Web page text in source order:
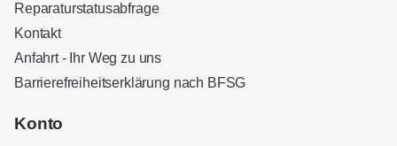
Reparaturstatusabfrage
Kontakt
Anfahrt - Ihr Weg zu uns
Barrierefreiheitserklärung nach BFSG
Konto
Kundenbewertungen und Erfahrungen zu